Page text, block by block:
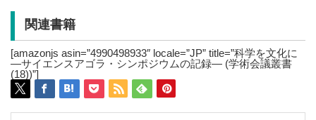
関連書籍
[amazonjs asin=”4990498933″ locale=”JP” title=”科学を文化に
―サイエンスアゴラ・シンポジウムの記録― (学術会議叢書
(18))”]